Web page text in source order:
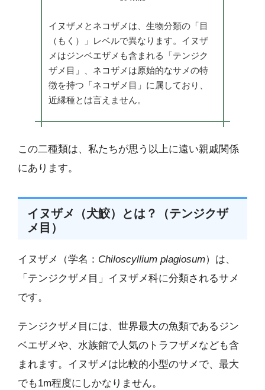
イヌザメとネコザメは、生物分類の「目
（もく）」レベルで異なります。イヌザ
メはジンベエザメも含まれる「テンジク
ザメ目」、ネコザメは原始的なサメの特
徴を持つ「ネコザメ目」に属しており、
近縁種とは言えません。
この二種類は、私たちが思う以上に遠い親戚関係
にあります。
イヌザメ（犬鮫）とは？（テンジクザ
メ目）
イヌザメ（学名： Chiloscyllium plagiosum）は、
「テンジクザメ目」イヌザメ科に分類されるサメ
です。
テンジクザメ目には、世界最大の魚類であるジン
ベエザメや、水族館で人気のトラフザメなども含
まれます。イヌザメは比較的小型のサメで、最大
でも1m程度にしかなりません。